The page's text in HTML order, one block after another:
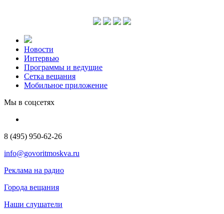
Новости
Интервью
Программы и ведущие
Сетка вещания
Мобильное приложение
Мы в соцсетях
8 (495) 950-62-26
info@govoritmoskva.ru
Реклама на радио
Города вещания
Наши слушатели